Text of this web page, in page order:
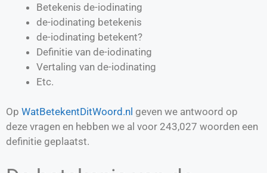
Betekenis de-iodinating
de-iodinating betekenis
de-iodinating betekent?
Definitie van de-iodinating
Vertaling van de-iodinating
Etc.
Op WatBetekentDitWoord.nl geven we antwoord op
deze vragen en hebben we al voor 243,027 woorden een
definitie geplaatst.